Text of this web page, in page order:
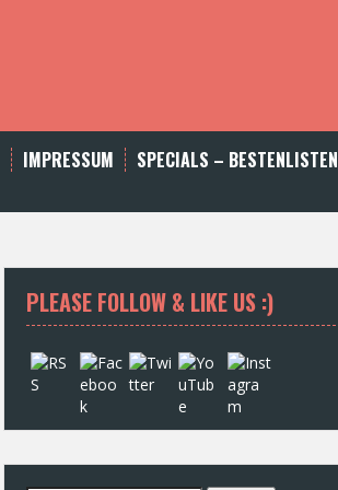
IMPRESSUM
SPECIALS – BESTENLISTEN
PLEASE FOLLOW & LIKE US :)